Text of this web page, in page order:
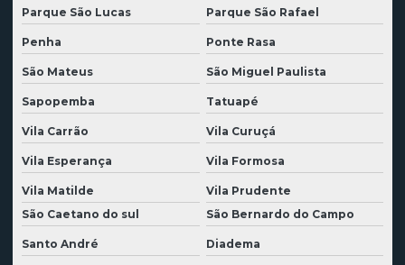
Empresa de demolição
Empresa de demolição de casas
Empresa demolição sustentável
Empresa de desmontagem de fábricas
Empresa de desmontagem industrial
Empresa de desmontagem industrial em sp
Parque São Lucas Parque São Rafael
Penha Ponte Rasa
São Mateus São Miguel Paulista
Sapopemba Tatuapé
Vila Carrão Vila Curuçá
Vila Esperança Vila Formosa
Vila Matilde
Vila Prudente
São Caetano do sul
São Bernardo do Campo
Santo André Diadema